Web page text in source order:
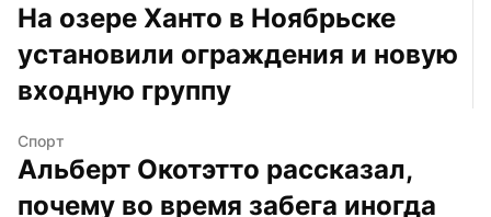
На озере Ханто в Ноябрьске
установили ограждения и новую
входную группу
Спорт
Альберт Окотэтто рассказал,
почему во время забега иногда